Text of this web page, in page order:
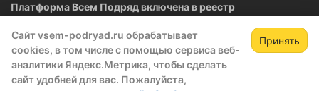
Сайт vsem-podryad.ru обрабатывает
cookies, в том числе с помощью сервиса веб-
аналитики Яндекс.Метрика, чтобы сделать
сайт удобней для вас. Пожалуйста,
Принять
Платформа Всем Подряд включена в реестр
Реестровая запись №32021 от 06.02.2026
Политика конфиденциальности